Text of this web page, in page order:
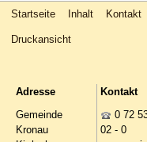
Startseite Inhalt Kontakt
Druckansicht
Adresse
Gemeinde
Kronau
Kontakt
0 72
02 - 0